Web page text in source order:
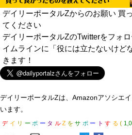
デイリーポータルZからのお願い 買
てください
デイリーポータルZのTwitterをフォ
イムラインに「役には立たないけど
きます！
デイリーポータルZは、Amazonアソシエ
います。
デ イ リ ー ポ ー タ ル Z を サ ポ ー ト す る (